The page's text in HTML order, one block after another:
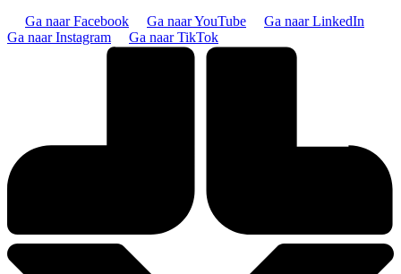
Ga naar Facebook Ga naar YouTube
Ga naar LinkedIn
Ga naar Instagram
Ga naar TikTok